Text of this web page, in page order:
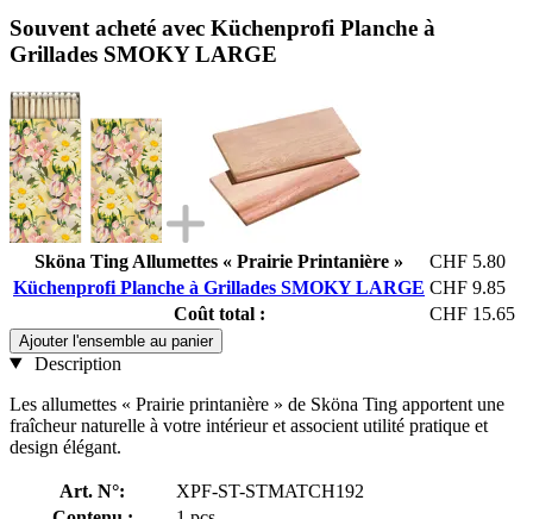
Souvent acheté avec Küchenprofi Planche à
Grillades SMOKY LARGE
Sköna Ting Allumettes « Prairie Printanière »
CHF 5.80
Küchenprofi Planche à Grillades SMOKY LARGE CHF 9.85
Coût total :
CHF 15.65
Ajouter l'ensemble au panier
Description
Les allumettes « Prairie printanière » de Sköna Ting apportent une
fraîcheur naturelle à votre intérieur et associent utilité pratique et
design élégant.
Art. N°:
XPF-ST-STMATCH192